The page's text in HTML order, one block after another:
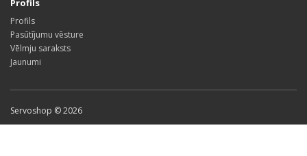
Profils
Profils
Pasūtījumu vēsture
Vēlmju saraksts
Jaunumi
Servoshop © 2026